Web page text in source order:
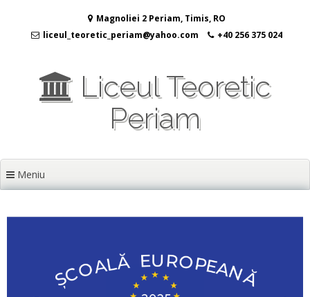
conținut
Magnoliei 2 Periam, Timis, RO
liceul_teoretic_periam@yahoo.com
+40 256 375 024
Liceul Teoretic
Periam
Meniu